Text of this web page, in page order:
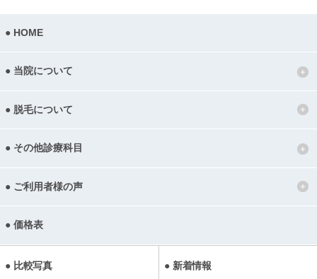
HOME
当院について
脱毛について
その他診療科目
ご利用者様の声
価格表
比較写真 新着情報